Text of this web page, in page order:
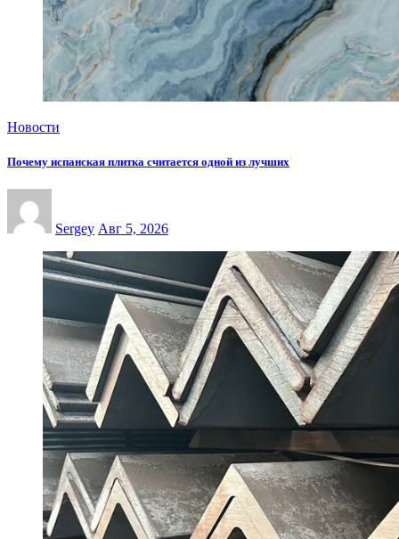
Новости
Почему испанская плитка считается одной из лучших
Sergey Авг 5, 2026